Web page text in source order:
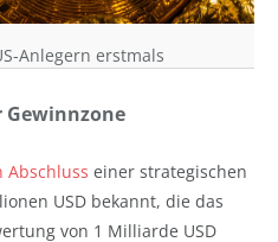
Anlegern erstmals
Gewinnzone
Abschluss einer strategischen
USD bekannt, die das
von 1 Milliarde USD